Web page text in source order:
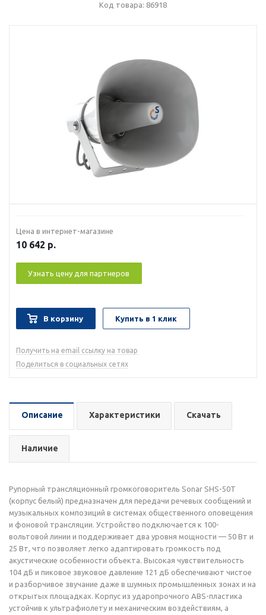
Код товара: 86918
Цена в интернет-магазине
10 642 р.
Узнать цену для партнеров
В корзину Купить в 1 клик
Получить на email ссылку на товар
Поделиться в социальных сетях
Описание Характеристики Скачать
Наличие
Рупорный трансляционный громкоговоритель Sonar SHS-50T
(корпус белый) предназначен для передачи речевых сообщений и
музыкальных композиций в системах общественного оповещения
и фоновой трансляции. Устройство подключается к 100-
вольтовой линии и поддерживает два уровня мощности — 50 Вт и
25 Вт, что позволяет легко адаптировать громкость под
акустические особенности объекта. Высокая чувствительность
104 дБ и пиковое звуковое давление 121 дБ обеспечивают чистое
и разборчивое звучание даже в шумных промышленных зонах и на
открытых площадках. Корпус из ударопрочного ABS-пластика
устойчив к ультрафиолету и механическим воздействиям, а